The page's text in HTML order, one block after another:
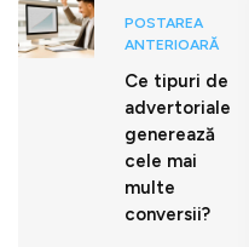
POSTAREA
ANTERIOARĂ
Ce tipuri de
advertoriale
generează
cele mai
multe
conversii?